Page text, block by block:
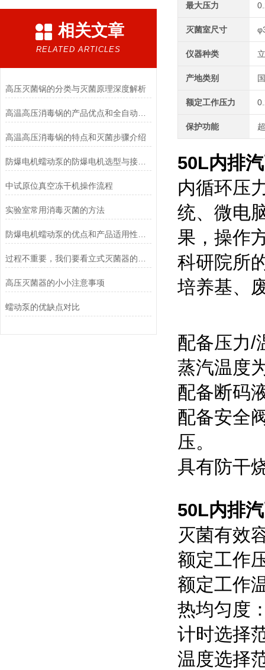
相关文章
RELATED ARTICLES
高压灭菌锅的分类与灭菌原理深度解析
高温高压消毒锅的特点和灭菌步骤介绍
防爆电机蠕动泵的防爆电机选型与接线要求
中试原位真空冻干机操作流程
实验室常用消毒灭菌的方法
高压灭菌器的小小注意事项
蠕动泵的优缺点对比
最大压力
灭菌室尺寸
仪器种类
产地类别
额定工作压力
保护功能
50L内排
内循环压
统、微电
果，操作
科研院所
培养基、
配备压力/
蒸汽温度
配备断码
配备安全
压。
具有防干
50L内排
灭菌有效
额定工作
额定工作
热均匀度
计时选择
温度选择